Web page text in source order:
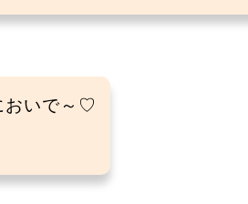
おいで～♡